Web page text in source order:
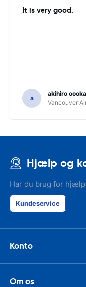
It is very good.
a
akihiro oooka
Vancouver
Hjælp og
Har du brug for
Kundeservice
Konto
Om os